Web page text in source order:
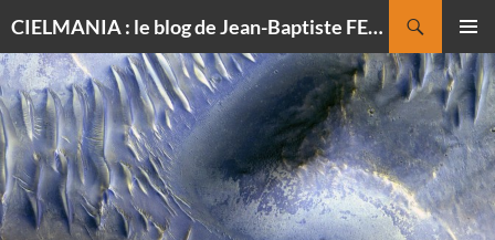
CIELMANIA : le blog de Jean-Baptiste FELDMANN, photographe du ciel
MENU
AU
CONTENU